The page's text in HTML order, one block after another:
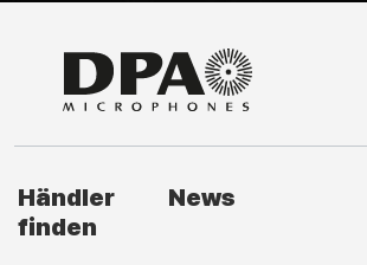
Händler
finden
News